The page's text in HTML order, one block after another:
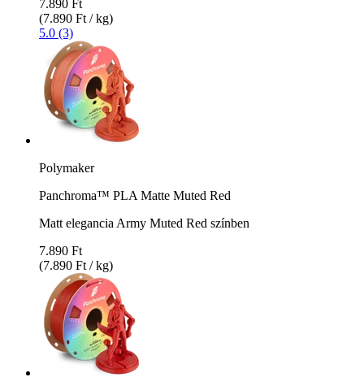
7.890 Ft
(7.890 Ft / kg)
5.0 (3)
Polymaker
Panchroma™ PLA Matte Muted Red
Matt elegancia Army Muted Red színben
7.890 Ft
(7.890 Ft / kg)